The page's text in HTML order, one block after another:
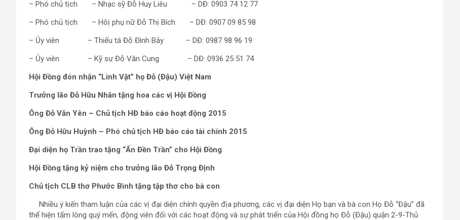
– Phó chủ tịch – Nhạc sỹ Đỗ Huy Liêu – DĐ: 0903 74 12 77
– Phó chủ tịch – Hôị phụ nữ Đỗ Thị Bích – DĐ: 0907 09 85 98
– Ủy viên – Thiếu tá Đỗ Đình Bảy – DĐ: 0987 98 96 19
– Ủy viên – Kỹ sư Đỗ Văn Cung – DĐ: 0936 25 51 74
Hội Đồng đón nhận “Linh Vật” họ Đỗ (Đậu) Việt Nam
Trưởng lão Đỗ Hữu Nhân tặng hoa các vị Hội Đồng
Ông Đỗ Văn Yên – Chủ tịch HĐ báo cáo hoạt động 2015
Ông Đỗ Hữu Huỳnh – Phó chủ tịch HĐ báo cáo tài chính 2015
Đại diện họ Trần trao tặng “Ấn Đền Trần” cho Hội Đồng
Hội Đồng tặng kỷ niệm cho trưởng lão Đỗ Trọng Định
Chủ tịch CLB thơ Phước Bình tặng tập thơ cho bà con
Nhiều ý kiến tham luận của các vị đại diện chính quyền địa phương, các vị đại diện Họ bạn và bà con Họ Đỗ “Đậu” đã
thể hiện tấm lòng quý mến, động viên đối với các hoạt động và sự phát triển của Hội đồng họ Đỗ (Đậu) quận 2-9-Thủ